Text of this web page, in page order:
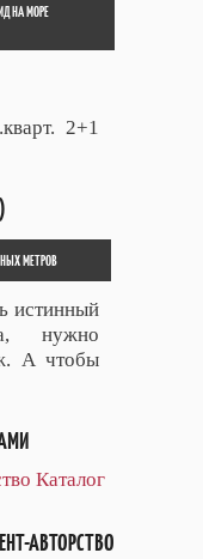
НА МОРЕ
2+1
МЕТРОВ
истинный
нужно
А чтобы
Каталог
АВТОРСТВО